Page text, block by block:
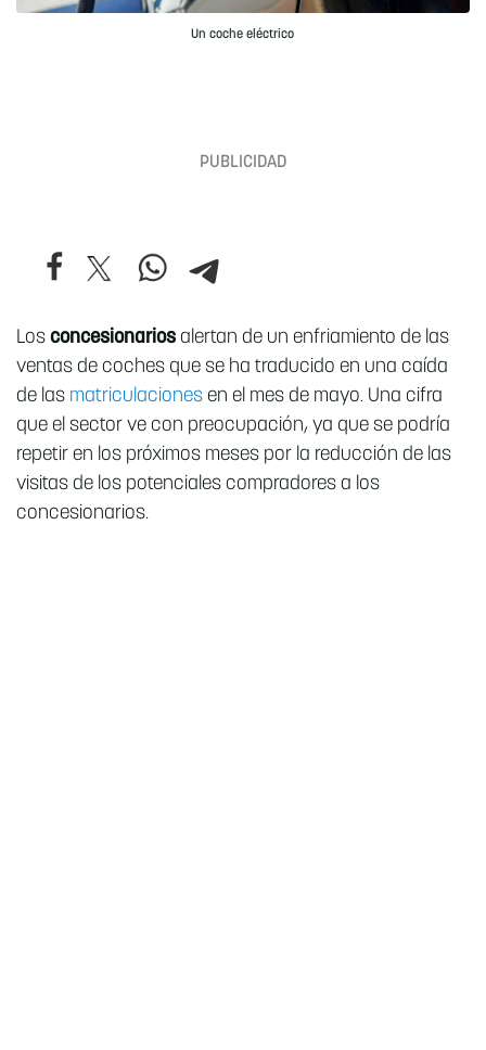
Un coche eléctrico
Los concesionarios alertan de un enfriamiento de las
ventas de coches que se ha traducido en una caída
de las matriculaciones en el mes de mayo. Una cifra
que el sector ve con preocupación, ya que se podría
repetir en los próximos meses por la reducción de las
visitas de los potenciales compradores a los
concesionarios.